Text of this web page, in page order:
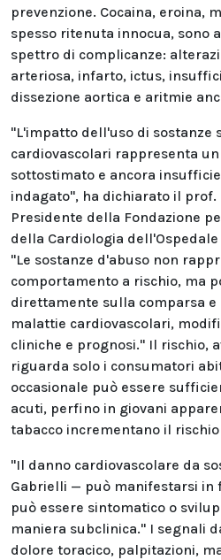
prevenzione. Cocaina, eroina,
spesso ritenuta innocua, sono
spettro di complicanze:
arteriosa, infarto, ictus,
dissezione aortica e aritmie
"L'impatto dell'uso di sostanze
cardiovascolari rappresenta
sottostimato e ancora
indagato", ha dichiarato il prof.
Presidente della Fondazione
della Cardiologia
"Le sostanze d'abuso non
comportamento a rischio, ma
direttamente sulla comparsa
malattie cardiovascolari,
cliniche e prognosi." Il rischio,
riguarda solo i consumatori
occasionale può essere
acuti, perfino in giovani
tabacco incrementano il
"Il danno cardiovascolare da
Gabrielli — può manifestarsi in
può essere sintomatico o
maniera subclinica." I segnali
dolore toracico, palpitazioni,